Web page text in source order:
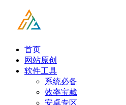
首页
网站原创
软件工具
系统必备
效率宝藏
安卓专区